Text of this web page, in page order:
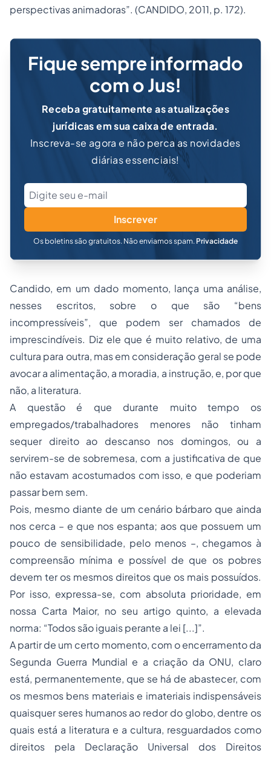
perspectivas animadoras”. (CANDIDO, 2011, p. 172).
Fique sempre informado
com o Jus!
Receba gratuitamente as atualizações
jurídicas em sua caixa de entrada.
Inscreva-se agora e não perca as novidades
diárias essenciais!
Inscrever
Os boletins são gratuitos. Não enviamos spam. Privacidade
Candido, em um dado momento, lança uma análise,
nesses escritos, sobre o que são “bens
incompressíveis”, que podem ser chamados de
imprescindíveis. Diz ele que é muito relativo, de uma
cultura para outra, mas em consideração geral se pode
avocar a alimentação, a moradia, a instrução, e, por que
não, a literatura.
A questão é que durante muito tempo os
empregados/trabalhadores menores não tinham
sequer direito ao descanso nos domingos, ou a
servirem-se de sobremesa, com a justificativa de que
não estavam acostumados com isso, e que poderiam
passar bem sem.
Pois, mesmo diante de um cenário bárbaro que ainda
nos cerca – e que nos espanta; aos que possuem um
pouco de sensibilidade, pelo menos –, chegamos à
compreensão mínima e possível de que os pobres
devem ter os mesmos direitos que os mais possuídos.
Por isso, expressa-se, com absoluta prioridade, em
nossa Carta Maior, no seu artigo quinto, a elevada
norma: “Todos são iguais perante a lei [...]”.
A partir de um certo momento, com o encerramento da
Segunda Guerra Mundial e a criação da ONU, claro
está, permanentemente, que se há de abastecer, com
os mesmos bens materiais e imateriais indispensáveis
quaisquer seres humanos ao redor do globo, dentre os
quais está a literatura e a cultura, resguardados como
direitos pela Declaração Universal dos Direitos